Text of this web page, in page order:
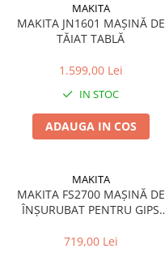
MAKITA
MAKITA JN1601 MAȘINĂ DE
TĂIAT TABLĂ
1.599,00 Lei
IN STOC
ADAUGA IN COS
MAKITA
MAKITA FS2700 MAȘINĂ DE
ÎNȘURUBAT PENTRU GIPS
719,00 Lei